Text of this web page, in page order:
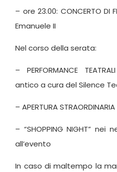
– ore 23.00: CONCERTO DI
Emanuele II
Nel corso della serata:
– PERFORMANCE
antico a cura del Silence
– APERTURA
– “SHOPPING NIGHT” nei
all’evento
In caso di maltempo la